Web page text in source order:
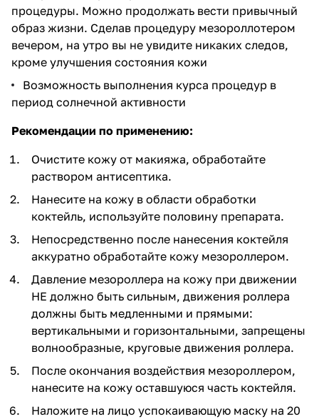
процедуры. Можно продолжать вести привычный
образ жизни. Сделав процедуру мезороллотером
вечером, на утро вы не увидите никаких следов,
кроме улучшения состояния кожи
Возможность выполнения курса процедур в
период солнечной активности
Рекомендации по применению:
Очистите кожу от макияжа, обработайте
раствором антисептика.
Нанесите на кожу в области обработки
коктейль, используйте половину препарата.
Непосредственно после нанесения коктейля
аккуратно обработайте кожу мезороллером.
Давление мезороллера на кожу при движении
НЕ должно быть сильным, движения роллера
должны быть медленными и прямыми:
вертикальными и горизонтальными, запрещены
волнообразные, круговые движения роллера.
После окончания воздействия мезороллером,
нанесите на кожу оставшуюся часть коктейля.
Наложите на лицо успокаивающую маску на 20